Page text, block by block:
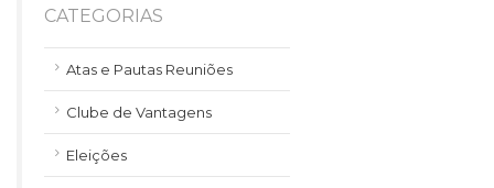
CATEGORIAS
Atas e Pautas Reuniões
Clube de Vantagens
Eleições